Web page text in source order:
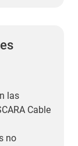
las
Cable
no